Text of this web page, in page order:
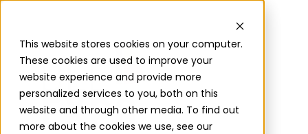
This website stores cookies on your computer.
These cookies are used to improve your
website experience and provide more
personalized services to you, both on this
website and through other media. To find out
more about the cookies we use, see our